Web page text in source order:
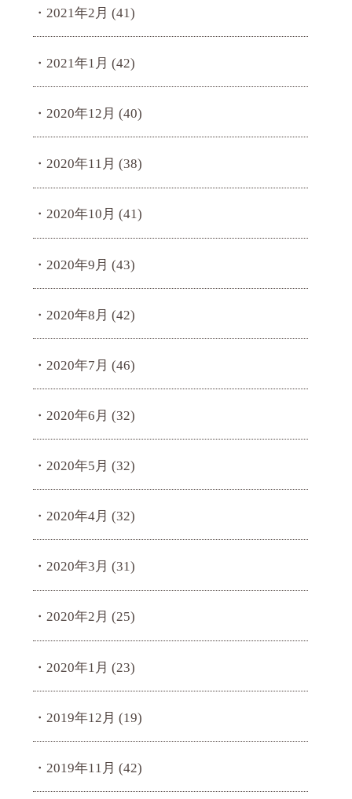
2021年2月 (41)
2021年1月 (42)
2020年12月 (40)
2020年11月 (38)
2020年10月 (41)
2020年9月 (43)
2020年8月 (42)
2020年7月 (46)
2020年6月 (32)
2020年5月 (32)
2020年4月 (32)
2020年3月 (31)
2020年2月 (25)
2020年1月 (23)
2019年12月 (19)
2019年11月 (42)